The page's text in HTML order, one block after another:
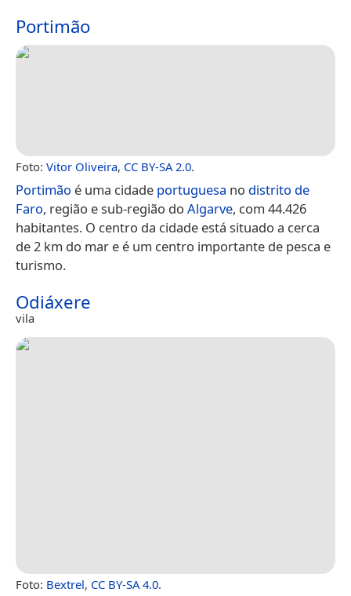
Portimão
Foto: Vitor Oliveira, CC BY-SA 2.0.
Portimão é uma cidade portuguesa no distrito de
Faro, região e sub-região do Algarve, com 44.426
habitantes. O centro da cidade está situado a cerca
de 2 km do mar e é um centro importante de pesca e
turismo.
Odiáxere
vila
Foto: Bextrel, CC BY-SA 4.0.